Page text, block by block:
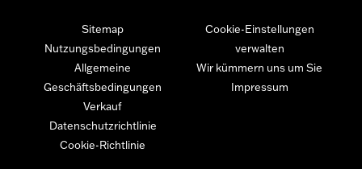
Sitemap
Nutzungsbedingungen
Allgemeine
Geschäftsbedingungen
Verkauf
Datenschutzrichtlinie
Cookie-Richtlinie
Cookie-Einstellungen
verwalten
Wir kümmern uns um Sie
Impressum